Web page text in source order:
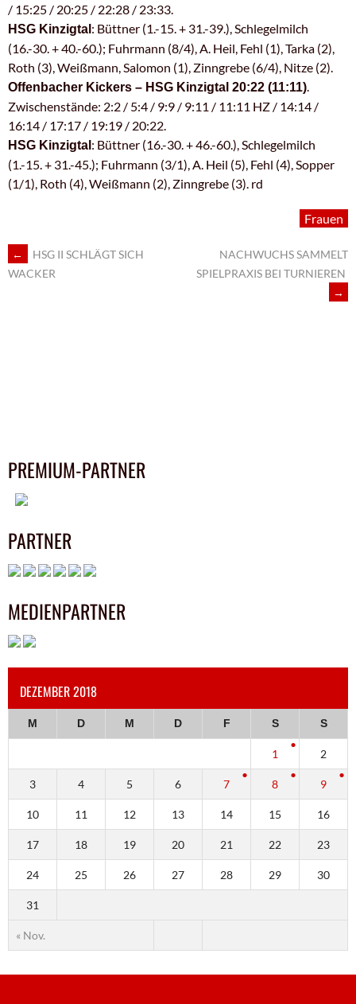
/ 15:25 / 20:25 / 22:28 / 23:33.
HSG Kinzigtal : Büttner (1.-15. + 31.-39.), Schlegelmilch
(16.-30. + 40.-60.); Fuhrmann (8/4), A. Heil, Fehl (1), Tarka (2),
Roth (3), Weißmann, Salomon (1), Zinngrebe (6/4), Nitze (2).
Offenbacher Kickers – HSG Kinzigtal 20:22 (11:11)
Zwischenstände: 2:2 / 5:4 / 9:9 / 9:11 / 11:11 HZ / 14:14 /
16:14 / 17:17 / 19:19 / 20:22.
HSG Kinzigtal : Büttner (16.-30. + 46.-60.), Schlegelmilch
(1.-15. + 31.-45.); Fuhrmann (3/1), A. Heil (5), Fehl (4), Sopper
(1/1), Roth (4), Weißmann (2), Zinngrebe (3). rd
Frauen
ARTIKEL-
←
HSG II SCHLÄGT SICH
WACKER
NACHWUCHS SAMMELT
SPIELPRAXIS BEI TURNIEREN
→
PREMIUM-PARTNER
PARTNER
MEDIENPARTNER
DEZEMBER 2018
M D M D F S S
« Nov.
1 2
3 4 5 6 7 8 9
10 11 12 13 14 15 16
17 18 19 20 21 22 23
24 25 26 27 28 29 30
31